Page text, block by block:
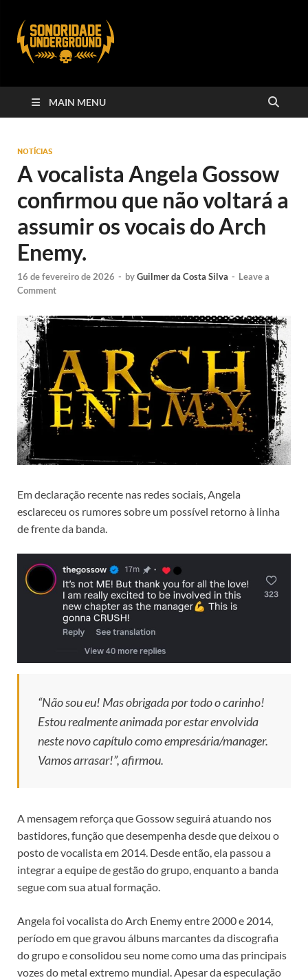
MAIN MENU
NOTÍCIAS
A vocalista Angela Gossow
confirmou que não voltará a
assumir os vocais do Arch
Enemy.
16 de fevereiro de 2026 - byGuilmer da Costa Silva - Leave a
Comment
Em declaração recente nas redes sociais, Angela
esclareceu os rumores sobre um possível retorno à linha
de frente da banda.
“Não sou eu! Mas obrigada por todo o carinho!
Estou realmente animada por estar envolvida
neste novo capítulo como empresária/manager.
Vamos arrasar!”, afirmou.
A mensagem reforça que Gossow seguirá atuando nos
bastidores, função que desempenha desde que deixou o
posto de vocalista em 2014. Desde então, ela passou a
integrar a equipe de gestão do grupo, enquanto a banda
segue com sua atual formação.
Angela foi vocalista do Arch Enemy entre 2000 e 2014,
período em que gravou álbuns marcantes da discografia
do grupo e consolidou seu nome como uma das principais
vozes do metal extremo mundial. Apesar da especulação